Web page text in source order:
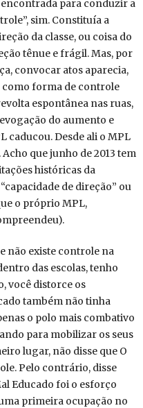
para conduzir a
sim. Constituía a
da classe, ou coisa do
tênue e frágil. Mas, por
convocar atos aparecia,
forma de controle
espontânea nas ruas,
do aumento e
caducou. Desde ali o MPL
que junho de 2013 tem
históricas da
de direção” ou
o próprio MPL,
não existe controle na
das escolas, tenho
você distorce os
também não tinha
o polo mais combativo
para mobilizar os seus
lugar, não disse que O
Pelo contrário, disse
Educado foi o esforço
primeira ocupação no